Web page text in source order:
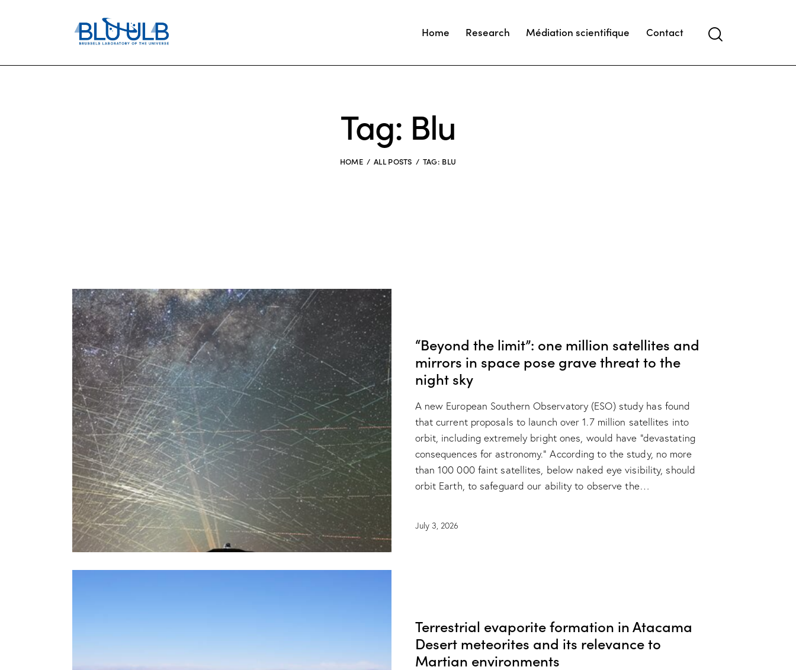
Home Research Médiation scientifique Contact Search
Tag: Blu
HOME ALL POSTS TAG: BLU
“Beyond the limit”: one million satellites and
mirrors in space pose grave threat to the
night sky
A new European Southern Observatory (ESO) study has found
that current proposals to launch over 1.7 million satellites into
orbit, including extremely bright ones, would have “devastating
consequences for astronomy.” According to the study, no more
than 100 000 faint satellites, below naked eye visibility, should
orbit Earth, to safeguard our ability to observe the…
July 3, 2026
Terrestrial evaporite formation in Atacama
Desert meteorites and its relevance to
Martian environments